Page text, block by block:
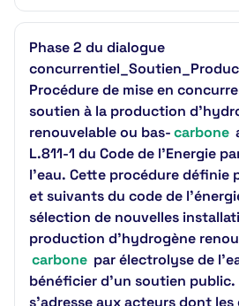
Phase 2 du dialogue
Procédure de mise en
soutien à la production
renouvelable ou bas-carbone
L.811-1 du Code de l’Energie
l’eau. Cette procédure définie
et suivants du code de
sélection de nouvelles
production d’hydrogène
carbone par électrolyse de
bénéficier d’un soutien
s'adresse aux acteurs dont